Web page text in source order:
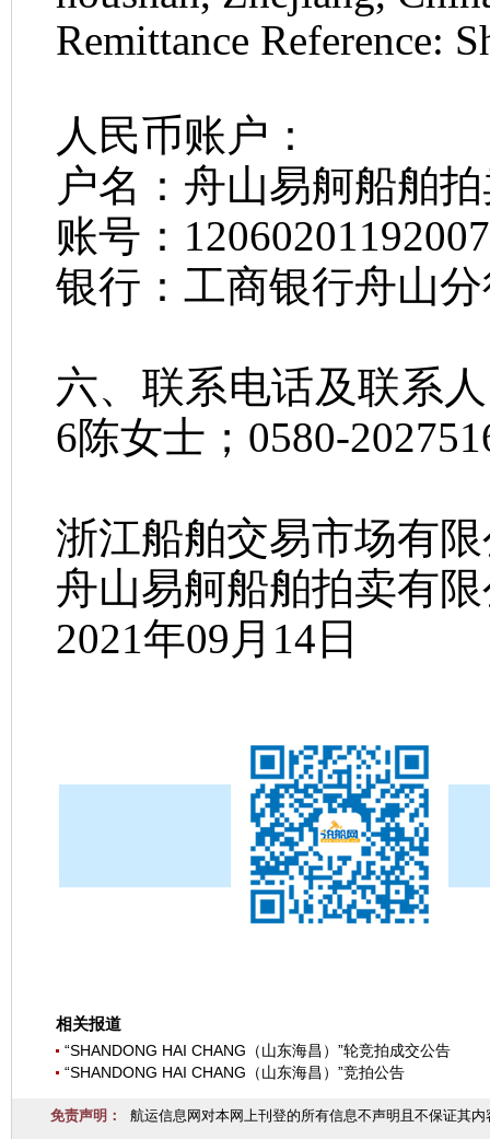
Remittance Reference:
人民币账户：
户名：舟山易舸船舶
账号：
银行：工商银行舟山
六、联系电话及联系
6陈女士； 0580-
浙江船舶交易市场有
舟山易舸船舶拍卖有
2021年09 月 14 日
相关报道
“SHANDONG HAI CHANG（山东海昌）”轮竞拍成交公告
“SHANDONG HAI CHANG（山东海昌）”竞拍公告
免责声明：
航运信息网对本网上刊登的所有信息不声明且不保证其